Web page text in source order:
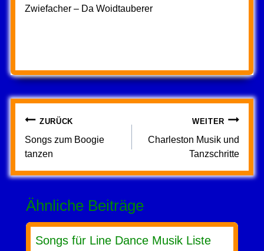
Zwiefacher – Da Woidtauberer
Beitragsnavigation
ZURÜCK
Songs zum Boogie
tanzen
WEITER
Charleston Musik und
Tanzschritte
Ähnliche Beiträge
Songs für Line Dance Musik Liste